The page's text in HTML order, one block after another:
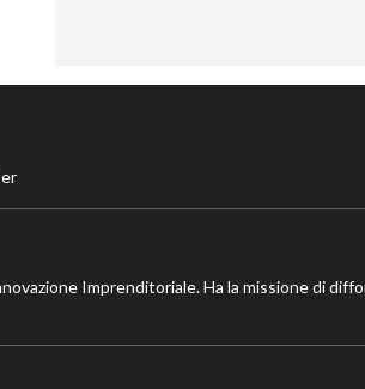
Imprenditoriale. Ha la missione di